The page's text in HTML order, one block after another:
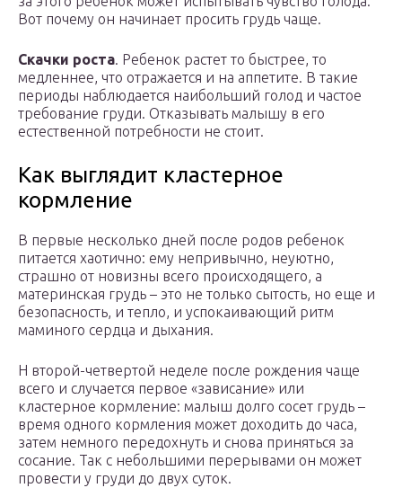
Вот почему он начинает просить грудь чаще.
Скачки роста. Ребенок растет то быстрее, то
медленнее, что отражается и на аппетите. В такие
периоды наблюдается наибольший голод и частое
требование груди. Отказывать малышу в его
естественной потребности не стоит.
Как выглядит кластерное
кормление
В первые несколько дней после родов ребенок
питается хаотично: ему непривычно, неуютно,
страшно от новизны всего происходящего, а
материнская грудь – это не только сытость, но еще и
безопасность, и тепло, и успокаивающий ритм
маминого сердца и дыхания.
Н второй-четвертой неделе после рождения чаще
всего и случается первое «зависание» или
кластерное кормление: малыш долго сосет грудь –
время одного кормления может доходить до часа,
затем немного передохнуть и снова приняться за
сосание. Так с небольшими перерывами он может
провести у груди до двух суток.